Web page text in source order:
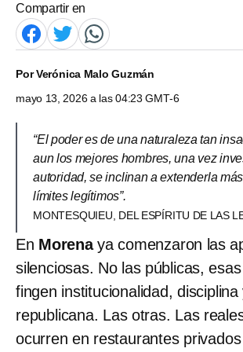
Compartir en
PorVerónica Malo Guzmán
mayo 13, 2026 a las 04:23 GMT-6
“El poder es de una naturaleza tan
aun los mejores hombres, una vez
autoridad, se inclinan a extenderla
límites legítimos”.
MONTESQUIEU, DEL ESPÍRITU DE LAS
En Morenaya comenzaron las
silenciosas. No las públicas,
fingen institucionalidad, disciplina
republicana. Las otras. Las
ocurren en restaurantes